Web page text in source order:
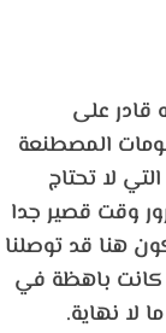
قادر على
المصطنعة
لا تحتاج
وقت قصير جدا
هنا قد توصلنا
كانت باهظة في
لا نهاية.